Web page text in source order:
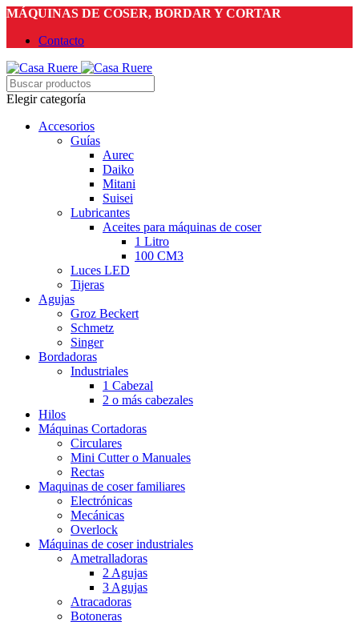
MÁQUINAS DE COSER, BORDAR Y CORTAR
Contacto
Elegir categoría
Accesorios
Guías
Aurec
Daiko
Mitani
Suisei
Lubricantes
Aceites para máquinas de coser
1 Litro
100 CM3
Luces LED
Tijeras
Agujas
Groz Beckert
Schmetz
Singer
Bordadoras
Industriales
1 Cabezal
2 o más cabezales
Hilos
Máquinas Cortadoras
Circulares
Mini Cutter o Manuales
Rectas
Maquinas de coser familiares
Electrónicas
Mecánicas
Overlock
Máquinas de coser industriales
Ametralladoras
2 Agujas
3 Agujas
Atracadoras
Botoneras